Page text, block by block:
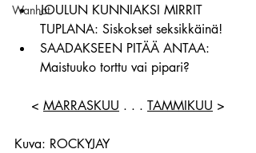
WanhatJOULUN KUNNIAKSI MIRRIT
TUPLANA: Siskokset seksikkäinä!
SAADAKSEEN PITÄÄ ANTAA:
Maistuuko torttu vai pipari?
< MARRASKUU . . . TAMMIKUU >
Kuva: ROCKYJAY